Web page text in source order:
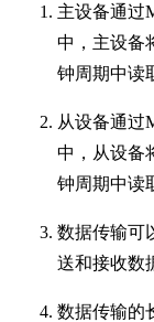
主设备通过
中，主设备
钟周期中读
从设备通过
中，从设备
钟周期中读
数据传输可
送和接收数
数据传输的